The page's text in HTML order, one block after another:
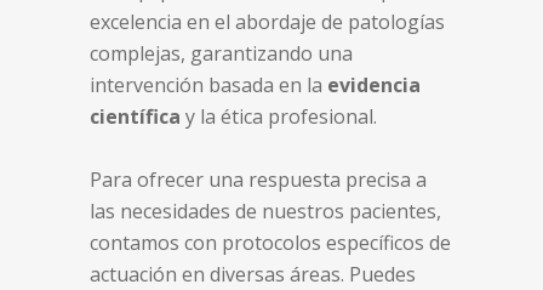
excelencia en el abordaje de patologías
complejas, garantizando una
intervención basada en la evidencia
científica y la ética profesional.
Para ofrecer una respuesta precisa a
las necesidades de nuestros pacientes,
contamos con protocolos específicos de
actuación en diversas áreas. Puedes